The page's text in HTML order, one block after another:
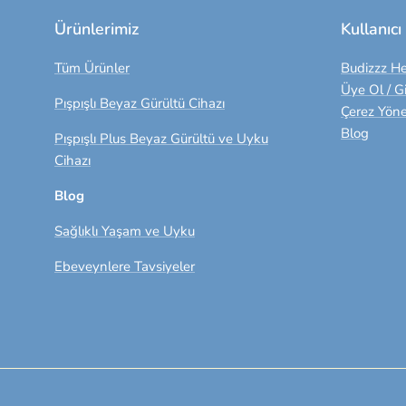
Ürünlerimiz
Tüm Ürünler
Pışpışlı Beyaz Gürültü Cihazı
Pışpışlı Plus Beyaz Gürültü ve Uyku
Cihazı
Blog
Sağlıklı Yaşam ve Uyku
Ebeveynlere Tavsiyeler
Kullanıcı
Budizzz
Üye Ol /
Çerez
Blog